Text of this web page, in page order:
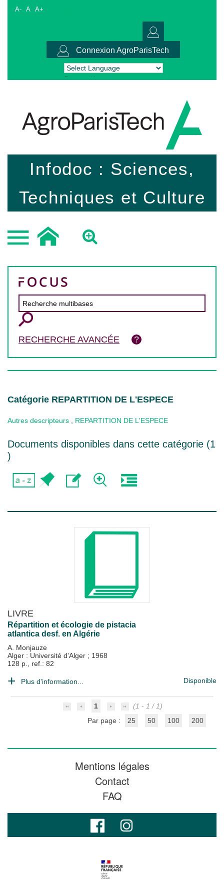
A- A A+
Connexion AgroParisTech
Powered by Translate
Infodoc : Sciences,
Techniques et Culture
RECHERCHE AVANCÉE
Catégorie REPARTITION DE L'ESPECE
Autres descripteurs REPARTITION DE L'ESPECE
Documents disponibles dans cette catégorie (1
)
LIVRE
Répartition et écologie de pistacia
atlantica desf. en Algérie
A. Monjauze
Alger : Université d'Alger ; 1968
128 p., ref.: 82
Plus d'information... Disponible
1
(1 - 1 / 1)
Par page :
25 50 100 200
Mentions légales
Contact
FAQ